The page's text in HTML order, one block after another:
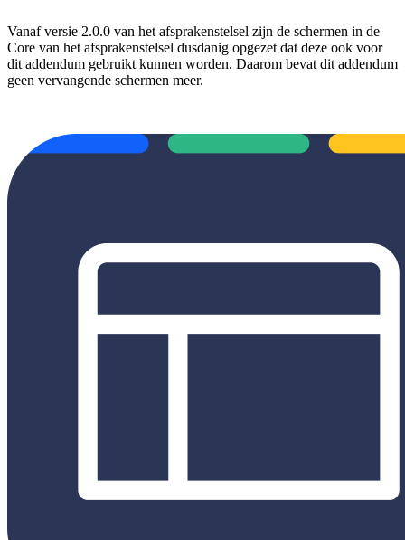
Vanaf versie 2.0.0 van het afsprakenstelsel zijn de schermen in de
Core van het afsprakenstelsel dusdanig opgezet dat deze ook voor
dit addendum gebruikt kunnen worden. Daarom bevat dit addendum
geen vervangende schermen meer.